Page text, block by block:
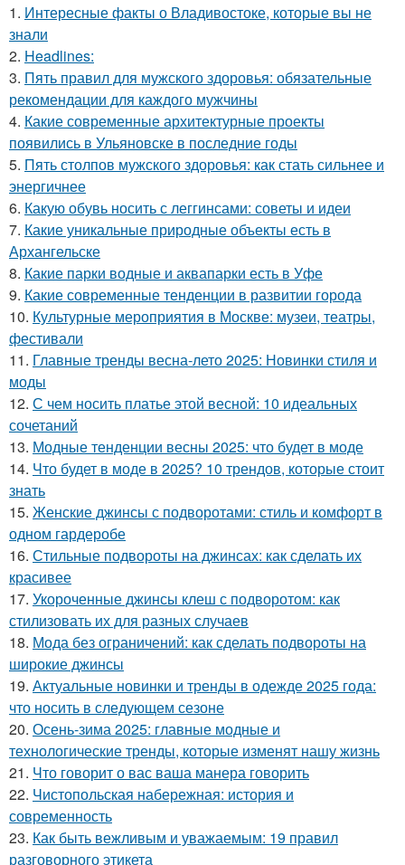
1. Интересные факты о Владивостоке, которые вы не
знали
2. Headlines:
3. Пять правил для мужского здоровья: обязательные
рекомендации для каждого мужчины
4. Какие современные архитектурные проекты
появились в Ульяновске в последние годы
5. Пять столпов мужского здоровья: как стать сильнее и
энергичнее
6. Какую обувь носить с леггинсами: советы и идеи
7. Какие уникальные природные объекты есть в
Архангельске
8. Какие парки водные и аквапарки есть в Уфе
9. Какие современные тенденции в развитии города
10. Культурные мероприятия в Москве: музеи, театры,
фестивали
11. Главные тренды весна-лето 2025: Новинки стиля и
моды
12. С чем носить платье этой весной: 10 идеальных
сочетаний
13. Модные тенденции весны 2025: что будет в моде
14. Что будет в моде в 2025? 10 трендов, которые стоит
знать
15. Женские джинсы с подворотами: стиль и комфорт в
одном гардеробе
16. Стильные подвороты на джинсах: как сделать их
красивее
17. Укороченные джинсы клеш с подворотом: как
стилизовать их для разных случаев
18. Мода без ограничений: как сделать подвороты на
широкие джинсы
19. Актуальные новинки и тренды в одежде 2025 года:
что носить в следующем сезоне
20. Осень-зима 2025: главные модные и
технологические тренды, которые изменят нашу жизнь
21. Что говорит о вас ваша манера говорить
22. Чистопольская набережная: история и
современность
23. Как быть вежливым и уважаемым: 19 правил
разговорного этикета